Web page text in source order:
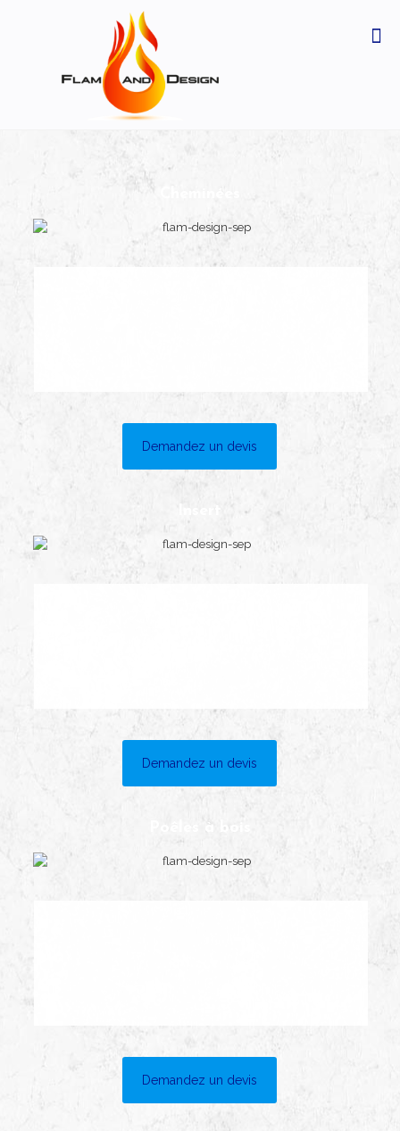
Demandez un devis
Demandez un devis
Poêles à bois
Demandez un devis